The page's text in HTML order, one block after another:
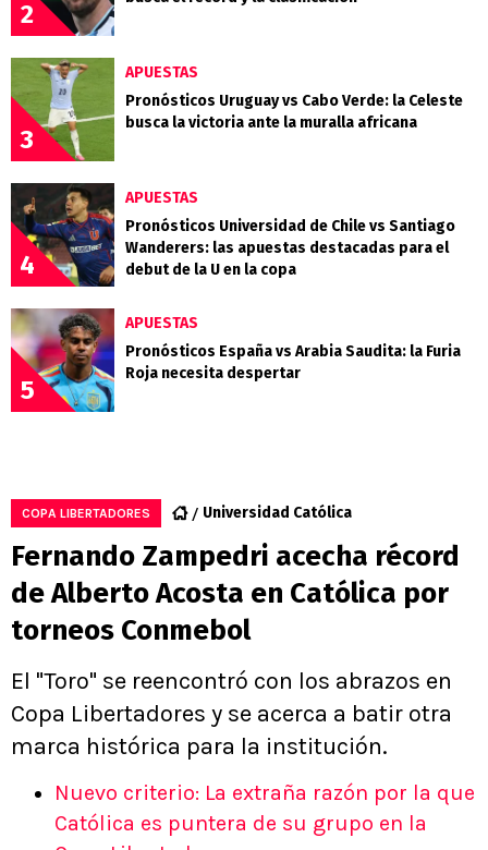
2
3
APUESTAS
Pronósticos Uruguay vs Cabo Verde: la Celeste
busca la victoria ante la muralla africana
4
APUESTAS
Pronósticos Universidad de Chile vs Santiago
Wanderers: las apuestas destacadas para el
debut de la U en la copa
5
APUESTAS
Pronósticos España vs Arabia Saudita: la Furia
Roja necesita despertar
COPA LIBERTADORES Universidad Católica
Fernando Zampedri acecha récord
de Alberto Acosta en Católica por
torneos Conmebol
El "Toro" se reencontró con los abrazos en
Copa Libertadores y se acerca a batir otra
marca histórica para la institución.
Nuevo criterio: La extraña razón por la que
Católica es puntera de su grupo en la